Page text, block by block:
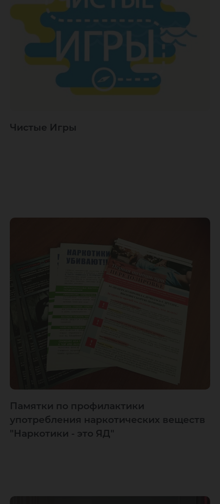
Чистые Игры
Памятки по профилактики
употребления наркотических веществ
"Наркотики - это ЯД"